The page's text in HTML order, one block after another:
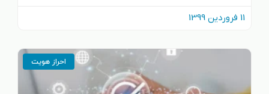
11 فروردین 1399
احراز هویت